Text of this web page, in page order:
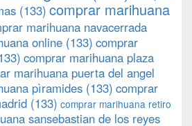
(133) comprar marihuana
marihuana navacerrada
online (133) comprar
comprar marihuana plaza
marihuana puerta del angel
pìramides (133) comprar
(133) comprar marihuana retiro
sansebastian de los reyes